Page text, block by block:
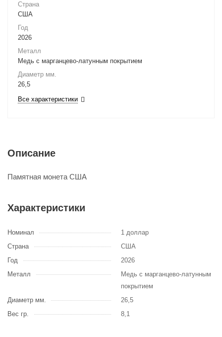
Страна
США
Год
2026
Металл
Медь с марганцево-латунным покрытием
Диаметр мм.
26,5
Все характеристики
Описание
Памятная монета США
Характеристики
Номинал
1 доллар
Страна
США
Год
2026
Металл
Медь с марганцево-латунным
покрытием
Диаметр мм.
26,5
Вес гр.
8,1